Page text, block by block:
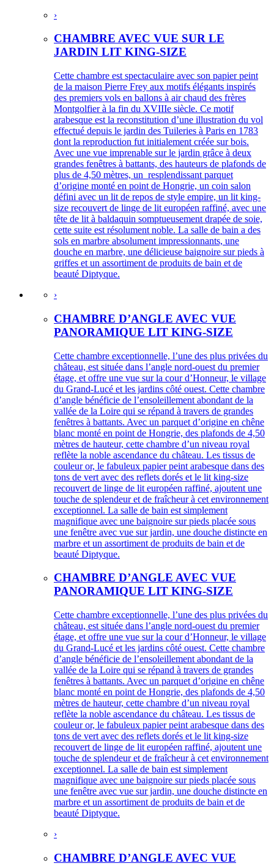
›
CHAMBRE AVEC VUE SUR LE
JARDIN LIT KING-SIZE
Cette chambre est spectaculaire avec son papier peint
de la maison Pierre Frey aux motifs élégants inspirés
des premiers vols en ballons à air chaud des frères
Montgolfier à la fin du XVIIIe siècle. Ce motif
arabesque est la reconstitution d’une illustration du vol
effectué depuis le jardin des Tuileries à Paris en 1783
dont la reproduction fut initialement créée sur bois.
Avec une vue imprenable sur le jardin grâce à deux
grandes fenêtres à battants, des hauteurs de plafonds de
plus de 4,50 mètres, un resplendissant parquet
d’origine monté en point de Hongrie, un coin salon
défini avec un lit de repos de style empire, un lit king-
size recouvert de linge de lit européen raffiné, avec une
tête de lit à baldaquin somptueusement drapée de soie,
cette suite est résolument noble. La salle de bain a des
sols en marbre absolument impressionnants, une
douche en marbre, une délicieuse baignoire sur pieds à
griffes et un assortiment de produits de bain et de
beauté Diptyque.
›
CHAMBRE D’ANGLE AVEC VUE
PANORAMIQUE LIT KING-SIZE
Cette chambre exceptionnelle, l’une des plus privées du
château, est située dans l’angle nord-ouest du premier
étage, et offre une vue sur la cour d’Honneur, le village
du Grand-Lucé et les jardins côté ouest. Cette chambre
d’angle bénéficie de l’ensoleillement abondant de la
vallée de la Loire qui se répand à travers de grandes
fenêtres à battants. Avec un parquet d’origine en chêne
blanc monté en point de Hongrie, des plafonds de 4,50
mètres de hauteur, cette chambre d’un niveau royal
reflète la noble ascendance du château. Les tissus de
couleur or, le fabuleux papier peint arabesque dans des
tons de vert avec des reflets dorés et le lit king-size
recouvert de linge de lit européen raffiné, ajoutent une
touche de splendeur et de fraîcheur à cet environnement
exceptionnel. La salle de bain est simplement
magnifique avec une baignoire sur pieds placée sous
une fenêtre avec vue sur jardin, une douche distincte en
marbre et un assortiment de produits de bain et de
beauté Diptyque.
CHAMBRE D’ANGLE AVEC VUE
PANORAMIQUE LIT KING-SIZE
Cette chambre exceptionnelle, l’une des plus privées du
château, est située dans l’angle nord-ouest du premier
étage, et offre une vue sur la cour d’Honneur, le village
du Grand-Lucé et les jardins côté ouest. Cette chambre
d’angle bénéficie de l’ensoleillement abondant de la
vallée de la Loire qui se répand à travers de grandes
fenêtres à battants. Avec un parquet d’origine en chêne
blanc monté en point de Hongrie, des plafonds de 4,50
mètres de hauteur, cette chambre d’un niveau royal
reflète la noble ascendance du château. Les tissus de
couleur or, le fabuleux papier peint arabesque dans des
tons de vert avec des reflets dorés et le lit king-size
recouvert de linge de lit européen raffiné, ajoutent une
touche de splendeur et de fraîcheur à cet environnement
exceptionnel. La salle de bain est simplement
magnifique avec une baignoire sur pieds placée sous
une fenêtre avec vue sur jardin, une douche distincte en
marbre et un assortiment de produits de bain et de
beauté Diptyque.
›
CHAMBRE D’ANGLE AVEC VUE